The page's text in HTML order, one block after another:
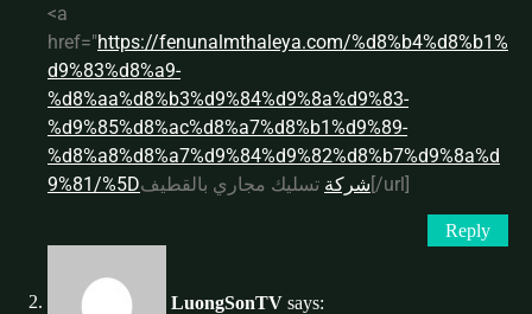
<a
href="https://fenunalmthaleya.com/%d8%b4%d8%b1%
d9%83%d8%a9-
%d8%aa%d8%b3%d9%84%d9%8a%d9%83-
%d9%85%d8%ac%d8%a7%d8%b1%d9%89-
%d8%a8%d8%a7%d9%84%d9%82%d8%b7%d9%8a%d
9%81/%5Dشركةتسليك مجاري بالقطيف[/url]
Reply
LuongSonTV says: